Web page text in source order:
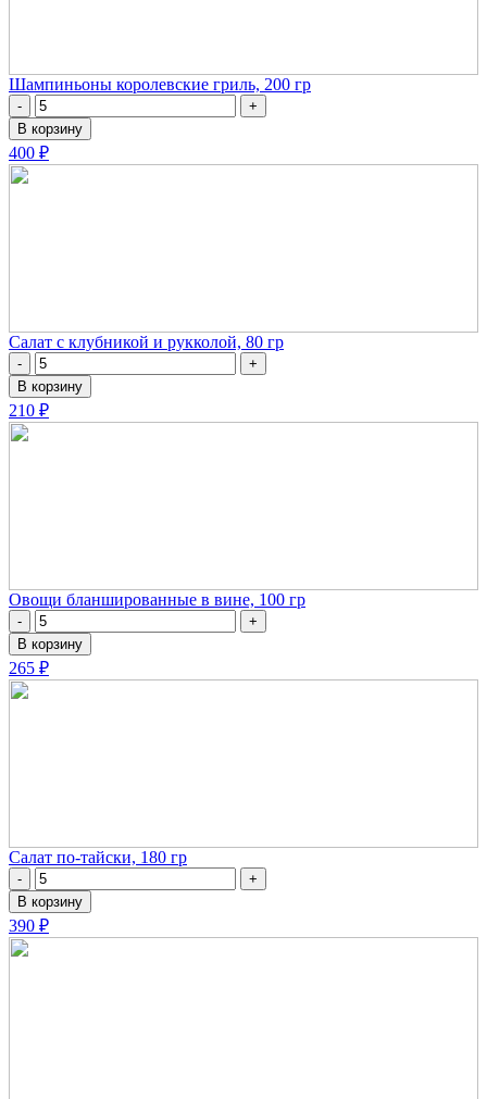
Шампиньоны королевские гриль, 200 гр
-
+
В корзину
400 ₽
Салат с клубникой и рукколой, 80 гр
-
+
В корзину
210 ₽
Овощи бланшированные в вине, 100 гр
-
+
В корзину
265 ₽
Салат по-тайски, 180 гр
-
+
В корзину
390 ₽